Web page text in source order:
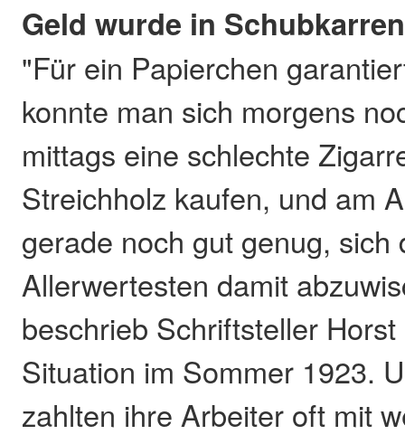
Geld wurde in
"Für ein Papierchen
konnte man sich morgens
mittags eine schlechte
Streichholz kaufen, und am
gerade noch gut genug, sich
Allerwertesten damit
beschrieb Schriftsteller
Situation im Sommer 1923.
zahlten ihre Arbeiter oft mit